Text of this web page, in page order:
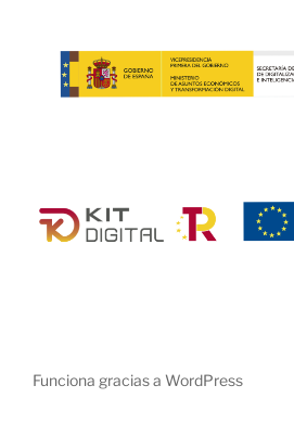
Funciona gracias a WordPress